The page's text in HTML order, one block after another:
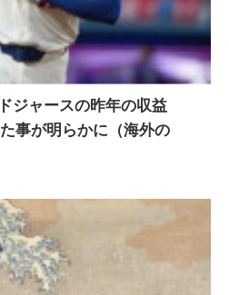
ジャースの昨年の収益
事が明らかに（海外の